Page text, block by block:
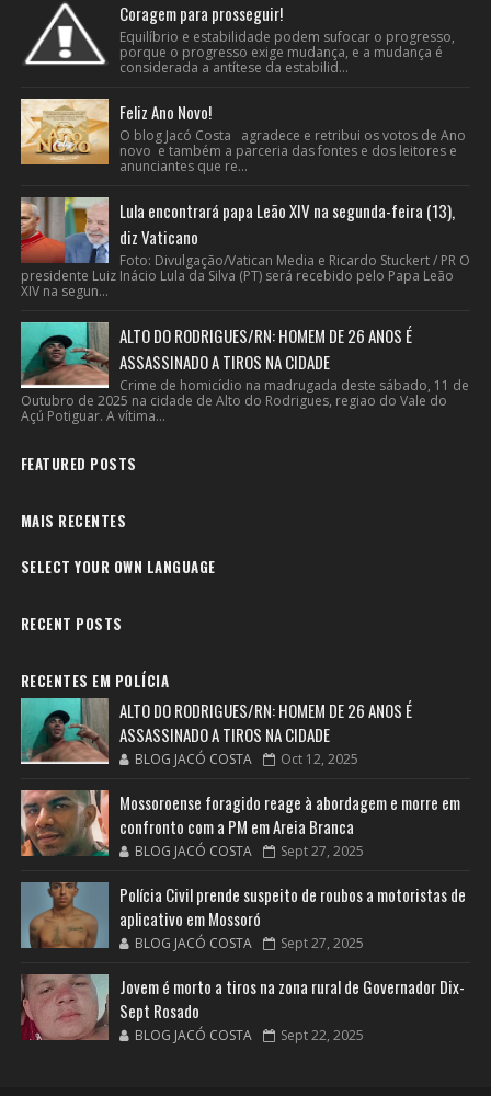
Coragem para prosseguir!
Equilíbrio e estabilidade podem sufocar o progresso,
porque o progresso exige mudança, e a mudança é
considerada a antítese da estabilid...
Feliz Ano Novo!
O blog Jacó Costa agradece e retribui os votos de Ano
novo e também a parceria das fontes e dos leitores e
anunciantes que re...
Lula encontrará papa Leão XIV na segunda-feira (13),
diz Vaticano
Foto: Divulgação/Vatican Media e Ricardo Stuckert / PR O
presidente Luiz Inácio Lula da Silva (PT) será recebido pelo Papa Leão
XIV na segun...
ALTO DO RODRIGUES/RN: HOMEM DE 26 ANOS É
ASSASSINADO A TIROS NA CIDADE
Crime de homicídio na madrugada deste sábado, 11 de
Outubro de 2025 na cidade de Alto do Rodrigues, regiao do Vale do
Açú Potiguar. A vítima...
FEATURED POSTS
MAIS RECENTES
SELECT YOUR OWN LANGUAGE
RECENT POSTS
RECENTES EM POLÍCIA
ALTO DO RODRIGUES/RN: HOMEM DE 26 ANOS É
ASSASSINADO A TIROS NA CIDADE
BLOG JACÓ COSTA Oct 12, 2025
Mossoroense foragido reage à abordagem e morre em
confronto com a PM em Areia Branca
BLOG JACÓ COSTA Sept 27, 2025
Polícia Civil prende suspeito de roubos a motoristas de
aplicativo em Mossoró
BLOG JACÓ COSTA Sept 27, 2025
Jovem é morto a tiros na zona rural de Governador Dix-
Sept Rosado
BLOG JACÓ COSTA Sept 22, 2025